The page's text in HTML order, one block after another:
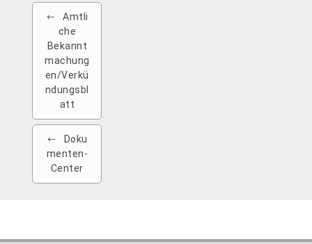
Amtli
che
Bekannt
machung
en/Verkü
ndungsbl
att
Doku
menten-
Center